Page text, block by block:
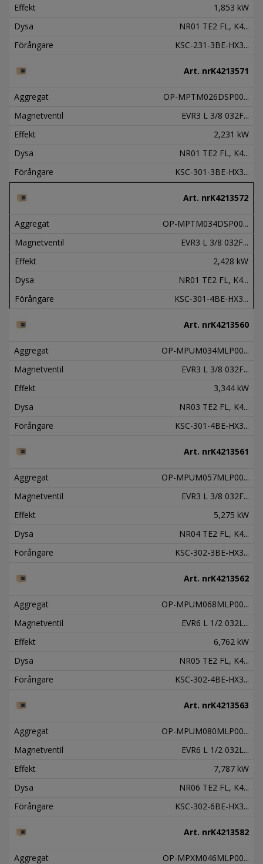
Effekt
1,853 kW
Dysa
NR01 TE2 FL, K4...
Förångare
KSC-231-3BE-HX3...
Art. nrK4213571
Aggregat
OP-MPTM026DSP00...
Magnetventil
EVR3 L 3/8 032F...
Effekt
2,231 kW
Dysa
NR01 TE2 FL, K4...
Förångare
KSC-301-3BE-HX3...
Art. nrK4213572
Aggregat
OP-MPTM034DSP00...
Magnetventil
EVR3 L 3/8 032F...
Effekt
2,428 kW
Dysa
NR01 TE2 FL, K4...
Förångare
KSC-301-4BE-HX3...
Art. nrK4213560
Aggregat
OP-MPUM034MLP00...
Magnetventil
EVR3 L 3/8 032F...
Effekt
3,344 kW
Dysa
NR03 TE2 FL, K4...
Förångare
KSC-301-4BE-HX3...
Art. nrK4213561
Aggregat
OP-MPUM057MLP00...
Magnetventil
EVR3 L 3/8 032F...
Effekt
5,275 kW
Dysa
NR04 TE2 FL, K4...
Förångare
KSC-302-3BE-HX3...
Art. nrK4213562
Aggregat
OP-MPUM068MLP00...
Magnetventil
EVR6 L 1/2 032L...
Effekt
6,762 kW
Dysa
NR05 TE2 FL, K4...
Förångare
KSC-302-4BE-HX3...
Art. nrK4213563
Aggregat
OP-MPUM080MLP00...
Magnetventil
EVR6 L 1/2 032L...
Effekt
7,787 kW
Dysa
NR06 TE2 FL, K4...
Förångare
KSC-302-6BE-HX3...
Art. nrK4213582
Aggregat
OP-MPXM046MLP00...